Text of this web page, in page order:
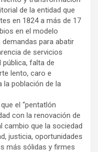
de la entidad que
en 1824 a más de 17
en el modelo
para abatir
de servicios
pública, falta de
lento, caro e
la población de la
el “pentatlón
con la renovación de
cambio que la sociedad
justicia, oportunidades
más sólidas y firmes